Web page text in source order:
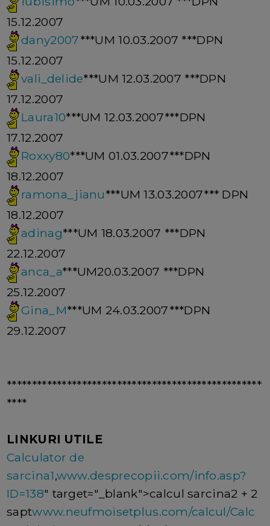
15.12.2007
dany2007***UM 10.03.2007 ***DPN
15.12.2007
vali_delide***UM 12.03.2007 ***DPN
17.12.2007
Laura10***UM 12.03.2007***DPN
17.12.2007
Roxxy80***UM 01.03.2007***DPN
18.12.2007
ramona_jianu***UM 13.03.2007*** DPN
18.12.2007
adinag***UM 18.03.2007 ***DPN
22.12.2007
anca_a***UM20.03.2007 ***DPN
25.12.2007
Gina_M***UM 24.03.2007***DPN
29.12.2007
***************************************************
****
LINKURI UTILE
Calculator de
sarcina1,www.desprecopii.com/info.asp?
ID=138" target="_blank">calcul sarcina2 + 2
saptwww.neufmoisetplus.com/calcul/Calc